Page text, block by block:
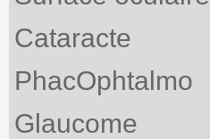
Cataracte
PhacOphtalmo
Glaucome